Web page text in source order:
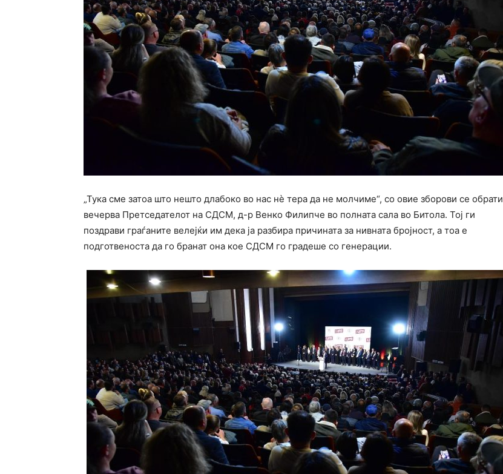
„Тука сме затоа што нешто длабоко во нас нѐ тера да не молчиме“, со овие зборови се обрати
вечерва Претседателот на СДСМ, д-р Венко Филипче во полната сала во Битола. Тој ги
поздрави граѓаните велејќи им дека ја разбира причината за нивната бројност, а тоа е
подготвеноста да го бранат она кое СДСМ го градеше со генерации.